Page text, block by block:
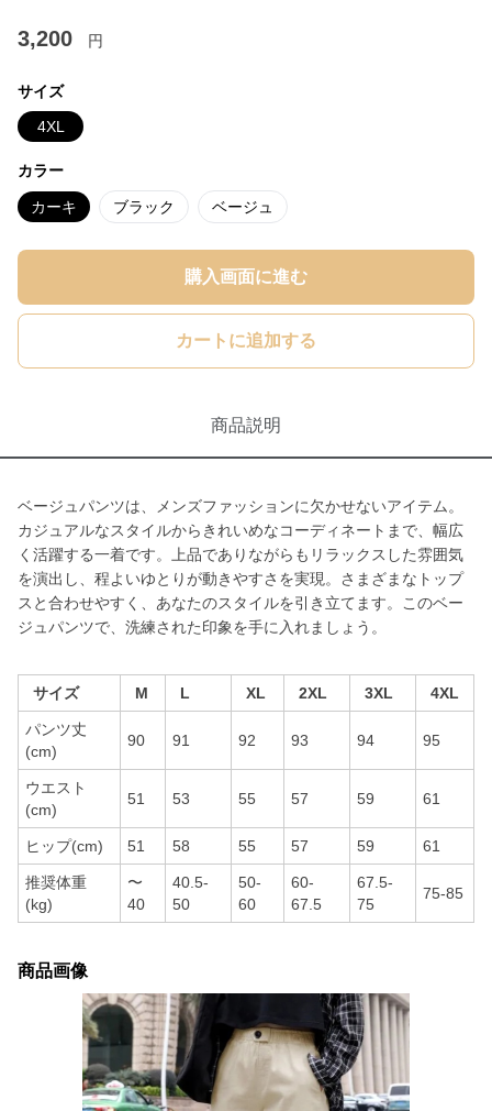
3,200 円
サイズ
4XL
カラー
カーキ ブラック ベージュ
購入画面に進む
カートに追加する
商品説明
ベージュパンツは、メンズファッションに欠かせないアイテム。
カジュアルなスタイルからきれいめなコーディネートまで、幅広
く活躍する一着です。上品でありながらもリラックスした雰囲気
を演出し、程よいゆとりが動きやすさを実現。さまざまなトップ
スと合わせやすく、あなたのスタイルを引き立てます。このベー
ジュパンツで、洗練された印象を手に入れましょう。
サイズ M L XL 2XL 3XL 4XL
パンツ丈
(cm)
90 91 92 93 94 95
ウエスト
(cm)
51 53 55 57 59 61
ヒップ(cm) 51 58 55 57 59 61
推奨体重
(kg)
〜
40
40.5-
50
50-
60
60-
67.5
67.5-
75
75-85
商品画像